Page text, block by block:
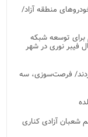
منطقه آزاد/
برای توسعه شبکه
فیبر نوری در آمل/ برقراری ۱۴۷۰ اتصال فیبر نوری در شهر
فرصت‌سوزی، سه
شعبان آزادی کناری